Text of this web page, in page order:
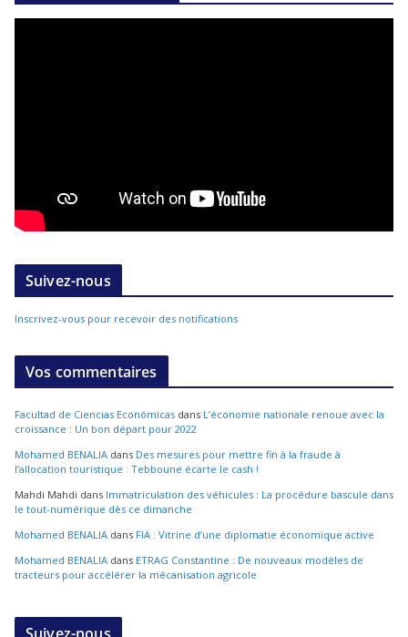
Suivez-nous
Inscrivez-vous pour recevoir des notifications
Vos commentaires
Facultad de Ciencias Económicas dans L’économie nationale renoue avec la
croissance : Un bon départ pour 2022
Mohamed BENALIA dans Des mesures pour mettre fin à la fraude à
l’allocation touristique : Tebboune écarte le cash !
Mahdi Mahdi dans Immatriculation des véhicules : La procédure bascule dans
le tout-numérique dès ce dimanche
Mohamed BENALIA dans FIA : Vitrine d’une diplomatie économique active
Mohamed BENALIA dans ETRAG Constantine : De nouveaux modèles de
tracteurs pour accélérer la mécanisation agricole